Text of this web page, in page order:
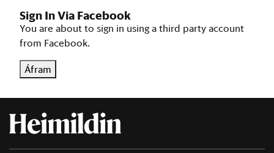
Sign In Via Facebook
You are about to sign in using a third party account
from Facebook.
Áfram